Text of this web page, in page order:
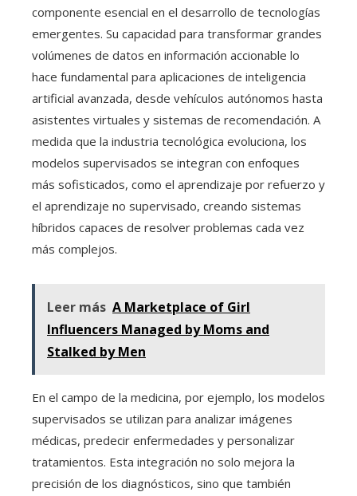
componente esencial en el desarrollo de tecnologías
emergentes. Su capacidad para transformar grandes
volúmenes de datos en información accionable lo
hace fundamental para aplicaciones de inteligencia
artificial avanzada, desde vehículos autónomos hasta
asistentes virtuales y sistemas de recomendación. A
medida que la industria tecnológica evoluciona, los
modelos supervisados se integran con enfoques
más sofisticados, como el aprendizaje por refuerzo y
el aprendizaje no supervisado, creando sistemas
híbridos capaces de resolver problemas cada vez
más complejos.
Leer más A Marketplace of Girl
Influencers Managed by Moms and
Stalked by Men
En el campo de la medicina, por ejemplo, los modelos
supervisados se utilizan para analizar imágenes
médicas, predecir enfermedades y personalizar
tratamientos. Esta integración no solo mejora la
precisión de los diagnósticos, sino que también